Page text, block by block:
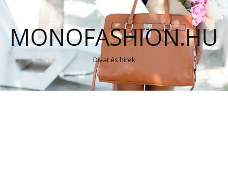
MONOFASHION.HU
Divat és hírek